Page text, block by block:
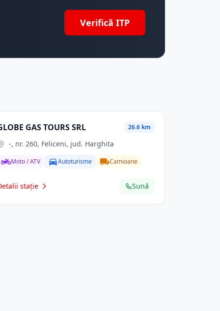
Verifică ITP
GAS TOURS SRL 26.6 km
-, nr. 260, Feliceni, jud. Harghita
Moto / ATV Autoturisme Camioane
stație Sună